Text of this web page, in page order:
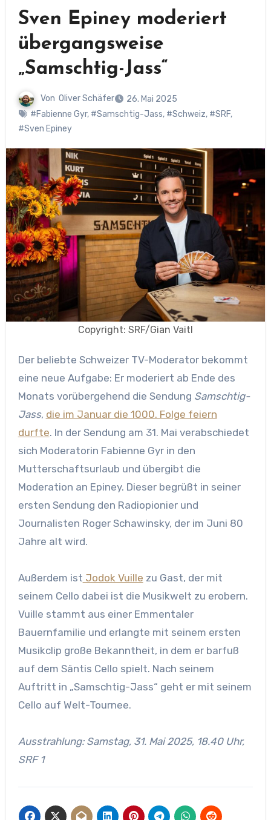
Sven Epiney moderiert
übergangsweise
„Samschtig-Jass“
Von Oliver Schäfer
26. Mai 2025
#Fabienne Gyr, #Samschtig-Jass, #Schweiz, #SRF,
#Sven Epiney
Copyright: SRF/Gian Vaitl
Der beliebte Schweizer TV-Moderator bekommt
eine neue Aufgabe: Er moderiert ab Ende des
Monats vorübergehend die Sendung Samschtig-
Jass, die im Januar die 1000. Folge feiern
durfte. In der Sendung am 31. Mai verabschiedet
sich Moderatorin Fabienne Gyr in den
Mutterschaftsurlaub und übergibt die
Moderation an Epiney. Dieser begrüßt in seiner
ersten Sendung den Radiopionier und
Journalisten Roger Schawinsky, der im Juni 80
Jahre alt wird.
Außerdem ist Jodok Vuille zu Gast, der mit
seinem Cello dabei ist die Musikwelt zu erobern.
Vuille stammt aus einer Emmentaler
Bauernfamilie und erlangte mit seinem ersten
Musikclip große Bekanntheit, in dem er barfuß
auf dem Säntis Cello spielt. Nach seinem
Auftritt in „Samschtig-Jass“ geht er mit seinem
Cello auf Welt-Tournee.
Ausstrahlung: Samstag, 31. Mai 2025, 18.40 Uhr,
SRF 1